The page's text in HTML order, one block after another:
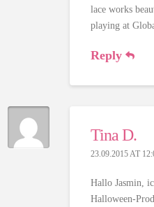
lace works
playing at
Reply
Tina D.
23.09.2015 AT
Hallo Jasmin,
Halloween-